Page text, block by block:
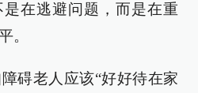
在逃避问题，而是在重
。
碍老人应该“好好待在家